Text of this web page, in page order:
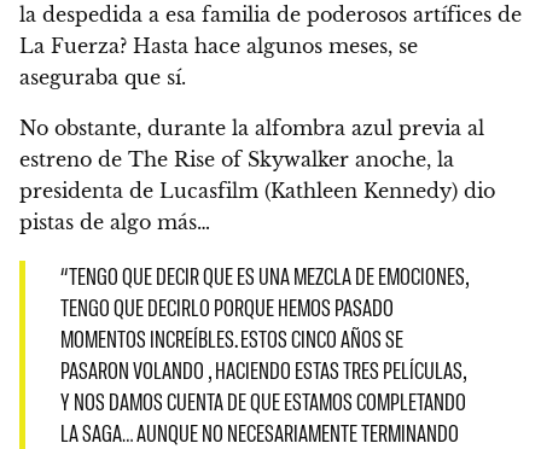
la despedida a esa familia de poderosos artífices de
La Fuerza? Hasta hace algunos meses, se
aseguraba que sí.
No obstante, durante la alfombra azul previa al
estreno de The Rise of Skywalker anoche, la
presidenta de Lucasfilm (Kathleen Kennedy) dio
pistas de algo más…
“TENGO QUE DECIR QUE ES UNA MEZCLA DE EMOCIONES,
TENGO QUE DECIRLO PORQUE HEMOS PASADO
MOMENTOS INCREÍBLES. ESTOS CINCO AÑOS SE
PASARON VOLANDO , HACIENDO ESTAS TRES PELÍCULAS,
Y NOS DAMOS CUENTA DE QUE ESTAMOS COMPLETANDO
LA SAGA… AUNQUENO NECESARIAMENTE TERMINANDO